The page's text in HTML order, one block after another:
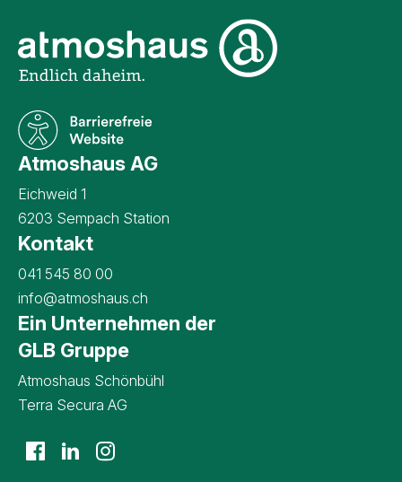
Atmoshaus AG
Eichweid 1
6203 Sempach Station
Kontaktangaben Atmoshaus AG
Kontakt
041 545 80 00
info@atmoshaus.ch
Ein Unternehmen der
GLB Gruppe
Atmoshaus Schönbühl
Terra Secura AG